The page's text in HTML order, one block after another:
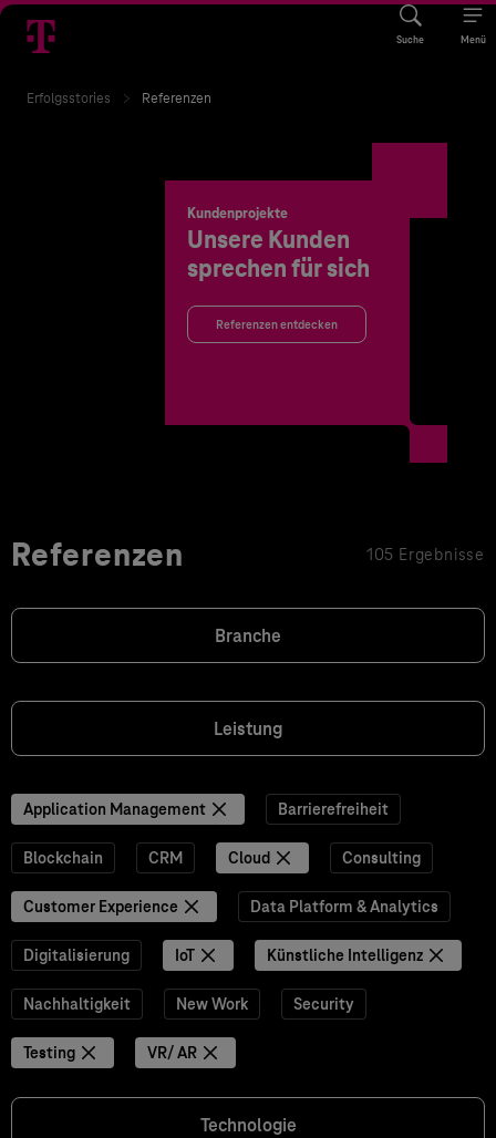
Suche Menü
Erfolgsstories Referenzen
Kundenprojekte
Unsere Kunden
sprechen für sich
Referenzen entdecken
Referenzen 105 Ergebnisse
Branche
Leistung
Application Management Barrierefreiheit
Blockchain CRM Cloud Consulting
Customer Experience Data Platform & Analytics
Digitalisierung IoT Künstliche Intelligenz
Nachhaltigkeit New Work Security
Testing VR/ AR
Technologie